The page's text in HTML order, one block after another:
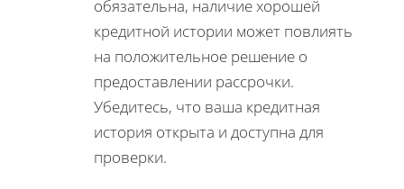
обязательна, наличие хорошей
кредитной истории может повлиять
на положительное решение о
предоставлении рассрочки.
Убедитесь, что ваша кредитная
история открыта и доступна для
проверки.